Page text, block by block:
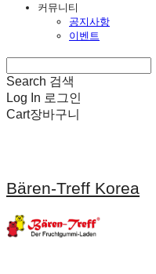
커뮤니티
공지사항
이벤트
Search 검색
Log In 로그인
Cart장바구니
Bären-Treff Korea